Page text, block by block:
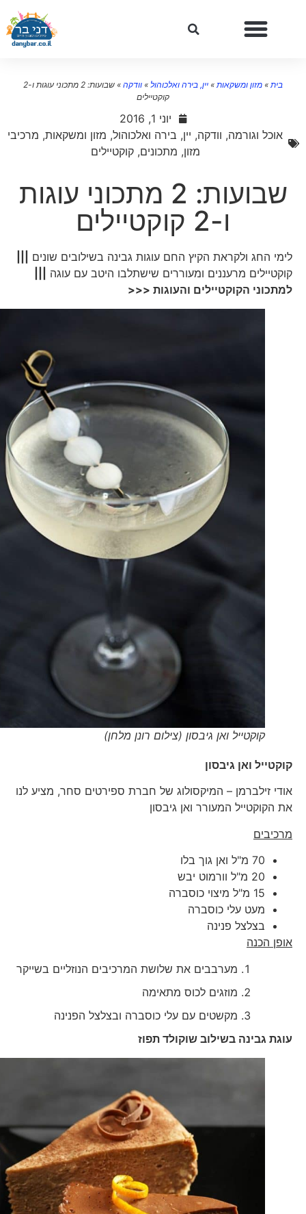
»מזון ומשקאות»יין, בירה ואלכוהול»וודקה»
שבועות: 2 מתכוני עוגות ו-2
קוקטיילים
יוני 1, 2016
אוכל וגורמה,וודקה,יין, בירה ואלכוהול,מזון ומשקאות,מרכיבי
מזון,מתכונים,קוקטיילים
שבועות: 2 מתכוני עוגות
ו-2 קוקטיילים
לימי החג ולקראת הקיץ החם עוגות גבינה בשילובים שונים|||
קוקטיילים מרעננים ומעוררים שישתלבו היטב עם עוגה|||
למתכוני הקוקטיילים והעוגות <<<
קוקטייל ואן גיבסון (צילום רונן מלחן)
קוקטייל ואן גיבסון
אודי זילברמן – המיקסולוג של חברת ספירטים סחר, מציע לנו
את הקוקטייל המעורר ואן גיבסון
מרכיבים
70 מ"ל ואן גוך בלו
20 מ"ל וורמוט יבש
15 מ"ל מיצוי כוסברה
מעט עלי כוסברה
בצלצל פנינה
אופן הכנה
מערבבים את שלושת המרכיבים הנוזליים בשייקר
מוזגים לכוס מתאימה
מקשטים עם עלי כוסברה ובצלצל הפנינה
עוגת גבינה בשילוב שוקולד תפוז